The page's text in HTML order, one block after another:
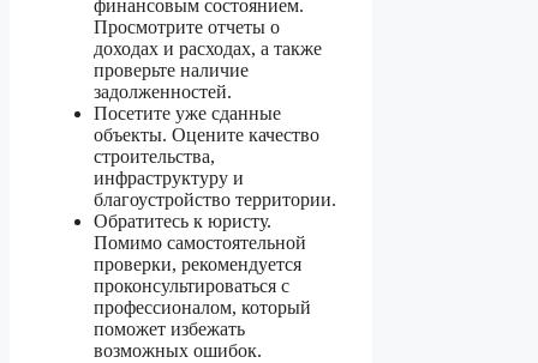
финансовым состоянием.
Просмотрите отчеты о
доходах и расходах, а также
проверьте наличие
задолженностей.
Посетите уже сданные
объекты. Оцените качество
строительства,
инфраструктуру и
благоустройство территории.
Обратитесь к юристу.
Помимо самостоятельной
проверки, рекомендуется
проконсультироваться с
профессионалом, который
поможет избежать
возможных ошибок.